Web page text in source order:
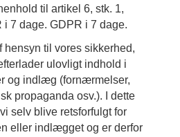
til artikel 6, stk. 1,
i 7 dage. GDPR i 7 dage.
hensyn til vores sikkerhed,
ulovligt indhold i
og indlæg (fornærmelser,
propaganda osv.). I dette
selv blive retsforfulgt for
eller indlægget og er derfor